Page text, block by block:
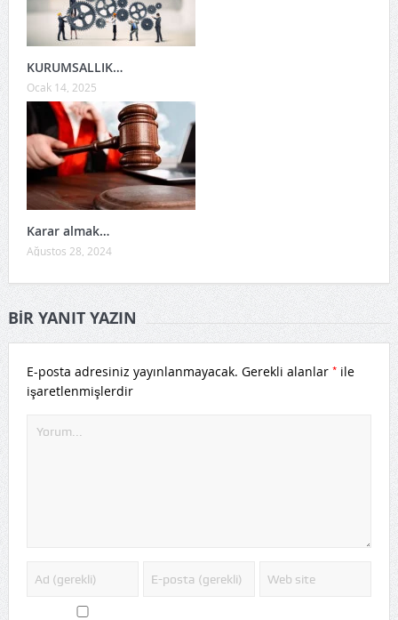
KURUMSALLIK…
Ocak 14, 2025
Karar almak…
Ağustos 28, 2024
BIR YANIT YAZIN
E-posta adresiniz yayınlanmayacak. Gerekli alanlar *ile
işaretlenmişlerdir